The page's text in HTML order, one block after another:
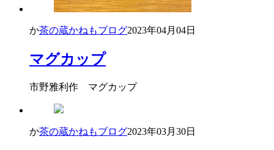
か茶の蔵かねもブログ2023年04月04日
マグカップ
市野雅利作 マグカップ
か茶の蔵かねもブログ2023年03月30日